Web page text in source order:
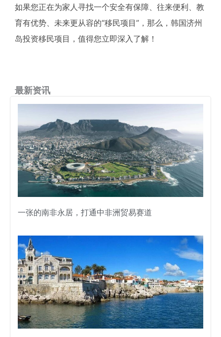
如果您正在为家人寻找一个安全有保障、往来便利、教
育有优势、未来更从容的“移民项目”，那么，韩国济州
岛投资移民项目，值得您立即深入了解！
最新资讯
一张的南非永居，打通中非洲贸易赛道